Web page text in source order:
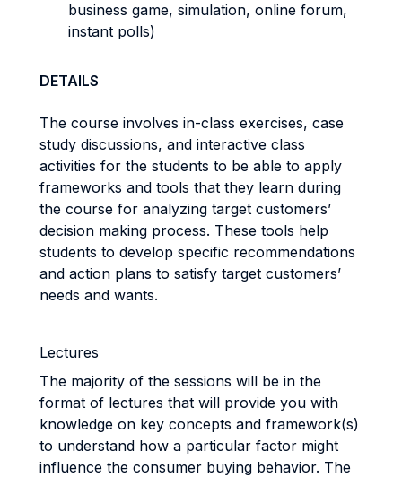
business game, simulation, online forum,
instant polls)
DETAILS
The course involves in-class exercises, case
study discussions, and interactive class
activities for the students to be able to apply
frameworks and tools that they learn during
the course for analyzing target customers’
decision making process. These tools help
students to develop specific recommendations
and action plans to satisfy target customers’
needs and wants.
Lectures
The majority of the sessions will be in the
format of lectures that will provide you with
knowledge on key concepts and framework(s)
to understand how a particular factor might
influence the consumer buying behavior. The